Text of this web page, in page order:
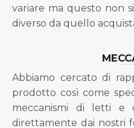
variare ma questo non
diverso da quello
Abbiamo cercato di
prodotto così come
meccanismi di letti e
direttamente dai nostri